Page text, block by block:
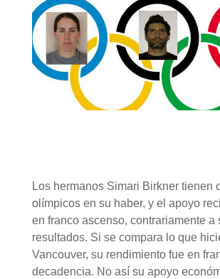
Los hermanos Simari Birkner tienen
olímpicos en su haber, y el apoyo
en franco ascenso, contrariamente a
resultados. Si se compara lo que
Vancouver, su rendimiento fue en
decadencia. No así su apoyo